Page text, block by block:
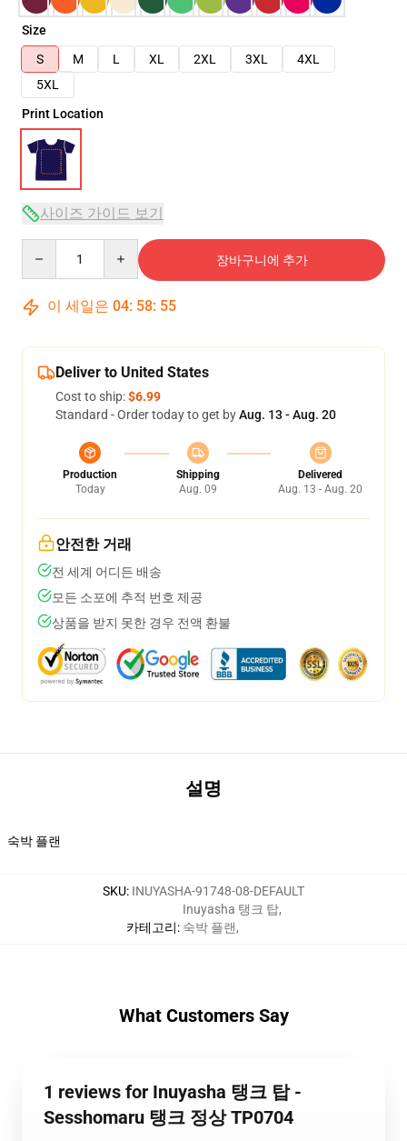
Size
S
M L XL 2XL 3XL
4XL
5XL
Print Location
사이즈 가이드 보기
장바구니에 추가
이 세일은 04: 58: 54
Deliver to United States
Cost to ship:$6.99
Standard - Order today to get byAug. 13 - Aug. 20
Production
Today
Shipping
Aug. 09
Delivered
Aug. 13 - Aug. 20
안전한 거래
전 세계 어디든 배송
모든 소포에 추적 번호 제공
상품을 받지 못한 경우 전액 환불
설명
숙박 플랜
SKU: INUYASHA-91748-08-DEFAULT
카테고리:
Inuyasha 탱크 탑,
숙박 플랜,
What Customers Say
1 reviews for Inuyasha 탱크 탑 -
Sesshomaru 탱크 정상 TP0704